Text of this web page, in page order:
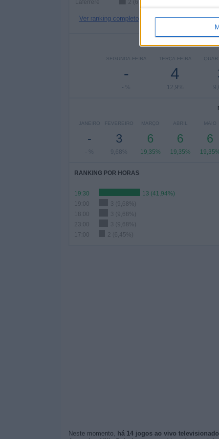
Laferrere
2 (6,45%)
Ver ranking completo
Nº DE
SEGUNDA-FEIRA
-
- %
TERÇA-FEIRA
4
12,9%
JANEIRO
-
- %
FEVEREIRO
3
9,68%
MARÇO
6
19,35%
ABRIL
6
19,35%
MAIO
6
RANKING POR HORAS
19:30
13 (41,94%)
19:00
3 (9,68%)
18:00
3 (9,68%)
23:00
3 (9,68%)
17:00
2 (6,45%)
Neste momento, há 14 jogos ao vivo